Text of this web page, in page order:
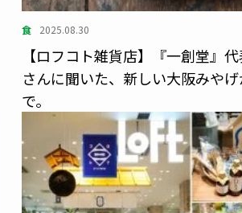
食 2025.08.30
【ロフコト雑貨店】『一創堂』
さんに聞いた、新しい大阪みや
で。